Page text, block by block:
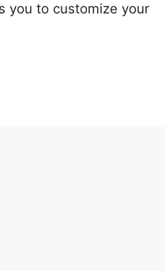
you to customize your